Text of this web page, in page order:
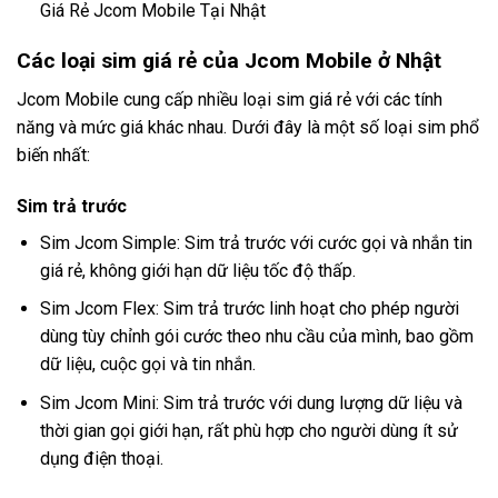
Giá Rẻ Jcom Mobile Tại Nhật
Các loại sim giá rẻ của Jcom Mobile ở Nhật
Jcom Mobile cung cấp nhiều loại sim giá rẻ với các tính
năng và mức giá khác nhau. Dưới đây là một số loại sim phổ
biến nhất:
Sim trả trước
Sim Jcom Simple: Sim trả trước với cước gọi và nhắn tin
giá rẻ, không giới hạn dữ liệu tốc độ thấp.
Sim Jcom Flex: Sim trả trước linh hoạt cho phép người
dùng tùy chỉnh gói cước theo nhu cầu của mình, bao gồm
dữ liệu, cuộc gọi và tin nhắn.
Sim Jcom Mini: Sim trả trước với dung lượng dữ liệu và
thời gian gọi giới hạn, rất phù hợp cho người dùng ít sử
dụng điện thoại.